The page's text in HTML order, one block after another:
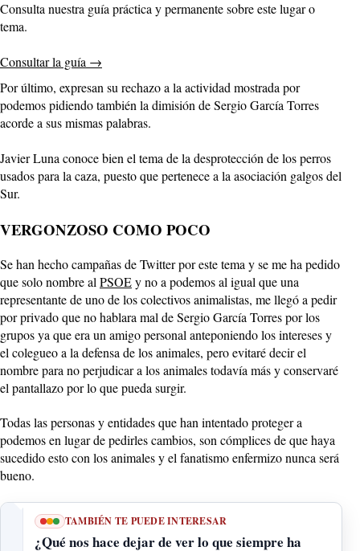
Consulta nuestra guía práctica y permanente sobre este lugar o
tema.
Consultar la guía →
Por último, expresan su rechazo a la actividad mostrada por
podemos pidiendo también la dimisión de Sergio García Torres
acorde a sus mismas palabras.
Javier Luna conoce bien el tema de la desprotección de los perros
usados para la caza, puesto que pertenece a la asociación galgos del
Sur.
VERGONZOSO COMO POCO
Se han hecho campañas de Twitter por este tema y se me ha pedido
que solo nombre al PSOEy no a podemos al igual que una
representante de uno de los colectivos animalistas, me llegó a pedir
por privado que no hablara mal de Sergio García Torres por los
grupos ya que era un amigo personal anteponiendo los intereses y
el colegueo a la defensa de los animales, pero evitaré decir el
nombre para no perjudicar a los animales todavía más y conservaré
el pantallazo por lo que pueda surgir.
Todas las personas y entidades que han intentado proteger a
podemos en lugar de pedirles cambios, son cómplices de que haya
sucedido esto con los animales y el fanatismo enfermizo nunca será
bueno.
TAMBIÉN TE PUEDE INTERESAR
¿Qué nos hace dejar de ver lo que siempre ha